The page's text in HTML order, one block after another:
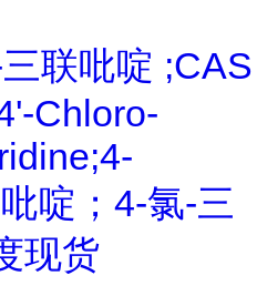
联吡啶 ;CAS
Chloro-
啶；4-氯-三
现货